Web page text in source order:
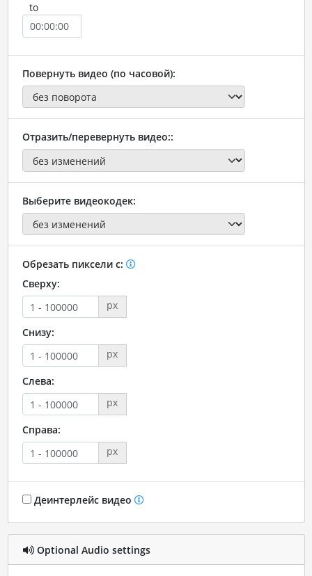
to
Повернуть видео (по часовой):
Отразить/перевернуть видео::
Выберите видеокодек:
Обрезать пиксели с:
Сверху:
px
Снизу:
px
Слева:
px
Справа:
px
Деинтерлейс видео
Optional Audio settings